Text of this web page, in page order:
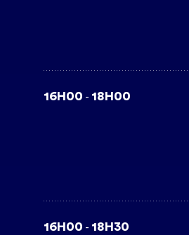
16H00 - 18H00
16H00 - 18H30